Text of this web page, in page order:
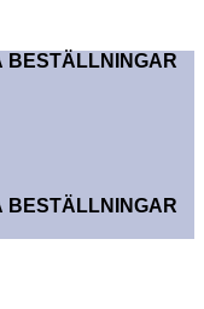
BESTÄLLNINGAR
BESTÄLLNINGAR